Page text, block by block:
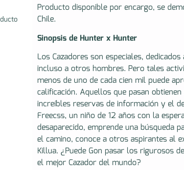
Producto disponible por encargo, se
Chile.
Sinopsis de Hunter x Hunter
Los Cazadores son especiales,
incluso a otros hombres. Pero tales
menos de uno de cada cien mil puede
calificación. Aquellos que pasan
increíbles reservas de información y el
Freecss, un niño de 12 años con la
desaparecido, emprende una búsqueda
el camino, conoce a otros aspirantes al
Killua. ¿Puede Gon pasar los rigurosos
el mejor Cazador del mundo?